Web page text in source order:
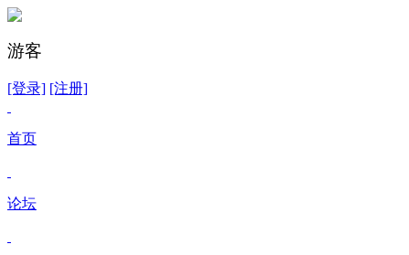
游客
[登录] [注册]
首页
论坛